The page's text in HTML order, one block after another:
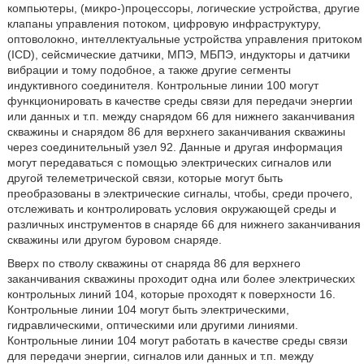
компьютеры, (микро-)процессоры, логические устройства, другие
клапаны управления потоком, цифровую инфраструктуру,
оптоволокно, интеллектуальные устройства управления притоком
(ICD), сейсмические датчики, МПЭ, МБПЭ, индукторы и датчики
вибрации и тому подобное, а также другие сегменты
индуктивного соединителя. Контрольные линии 100 могут
функционировать в качестве среды связи для передачи энергии
или данных и т.п. между снарядом 66 для нижнего заканчивания
скважины и снарядом 86 для верхнего заканчивания скважины
через соединительный узел 92. Данные и другая информация
могут передаваться с помощью электрических сигналов или
другой телеметрической связи, которые могут быть
преобразованы в электрические сигналы, чтобы, среди прочего,
отслеживать и контролировать условия окружающей среды и
различных инструментов в снаряде 66 для нижнего заканчивания
скважины или другом буровом снаряде.
Вверх по стволу скважины от снаряда 86 для верхнего
заканчивания скважины проходит одна или более электрических
контрольных линий 104, которые проходят к поверхности 16.
Контрольные линии 104 могут быть электрическими,
гидравлическими, оптическими или другими линиями.
Контрольные линии 104 могут работать в качестве среды связи
для передачи энергии, сигналов или данных и т.п. между